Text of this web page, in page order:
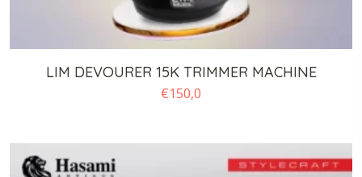
LIM DEVOURER 15K TRIMMER MACHINE
€150,0